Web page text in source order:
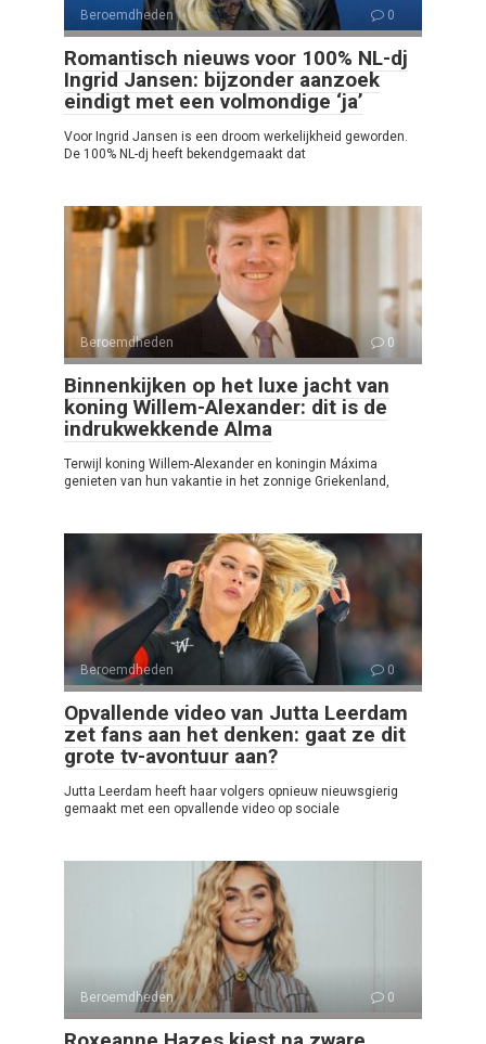
Beroemdheden 0
Romantisch nieuws voor 100% NL-dj
Ingrid Jansen: bijzonder aanzoek
eindigt met een volmondige ‘ja’
Voor Ingrid Jansen is een droom werkelijkheid geworden.
De 100% NL-dj heeft bekendgemaakt dat
Beroemdheden 0
Binnenkijken op het luxe jacht van
koning Willem-Alexander: dit is de
indrukwekkende Alma
Terwijl koning Willem-Alexander en koningin Máxima
genieten van hun vakantie in het zonnige Griekenland,
Beroemdheden 0
Opvallende video van Jutta Leerdam
zet fans aan het denken: gaat ze dit
grote tv-avontuur aan?
Jutta Leerdam heeft haar volgers opnieuw nieuwsgierig
gemaakt met een opvallende video op sociale
Beroemdheden 0